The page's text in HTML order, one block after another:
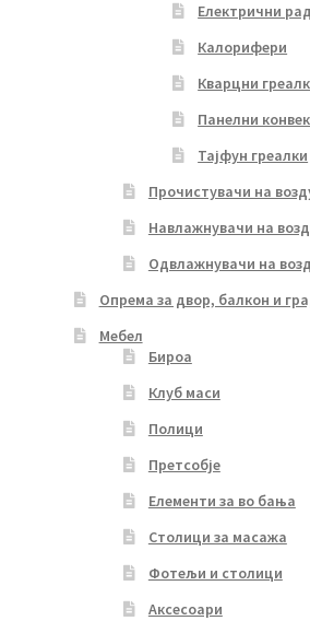
Електрични
Калорифери
Кварцни
Панелни
Тајфун греалки
Прочистувачи на
Навлажнувачи на
Одвлажнувачи на
Опрема за двор, балкон и
Мебел
Бироа
Клуб маси
Полици
Претсобје
Елементи за во бања
Столици за масажа
Фотељи и столици
Аксесоари